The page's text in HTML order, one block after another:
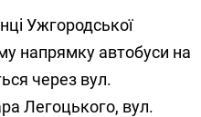
Ужгородської
напрямку автобуси на
через вул.
Легоцького, вул.